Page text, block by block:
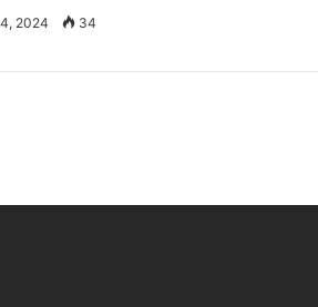
2024 34